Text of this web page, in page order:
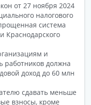
от 27 ноября 2024
налогового
система
Краснодарского
и
работников должна
доход до 60 млн
сдавать меньше
взносы, кроме